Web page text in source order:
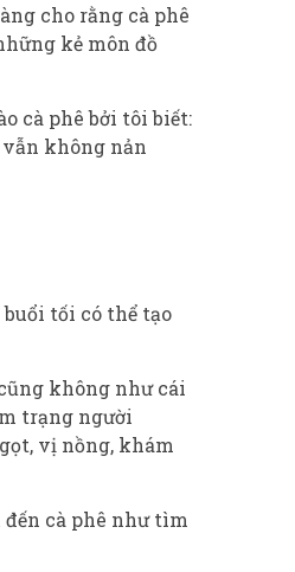
cho rằng cà phê
kẻ môn đồ
cà phê bởi tôi biết:
không nản
tối có thể tạo
không như cái
trạng người
vị nồng, khám
cà phê như tìm